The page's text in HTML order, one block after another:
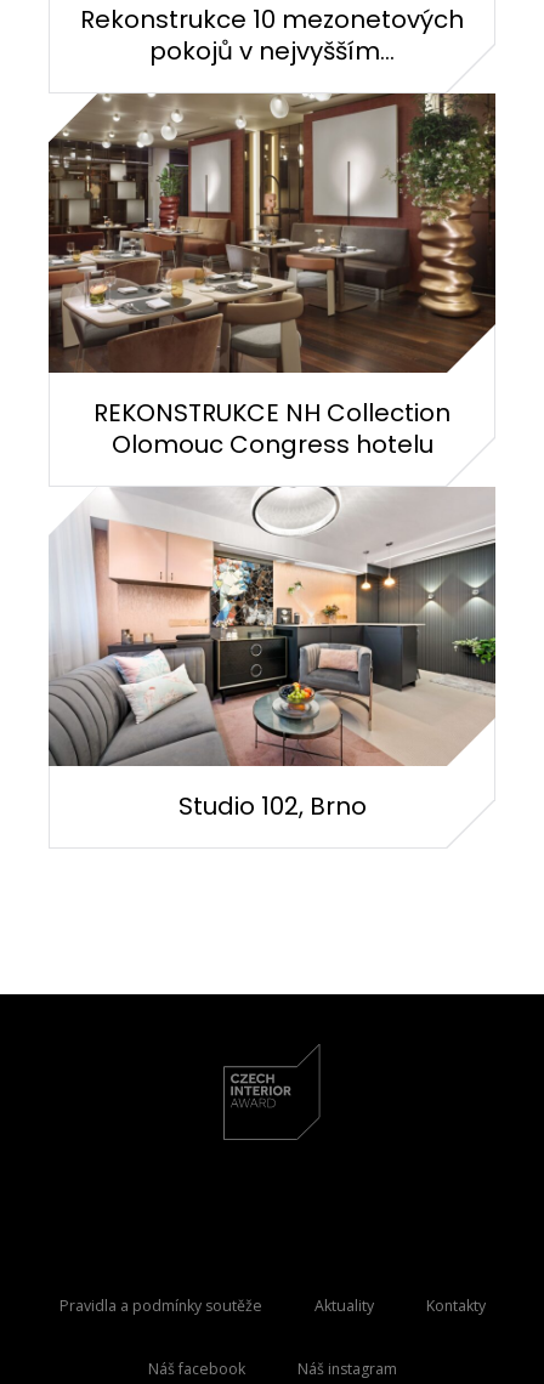
Rekonstrukce 10 mezonetových
pokojů v nejvyšším...
REKONSTRUKCE NH Collection
Olomouc Congress hotelu
Studio 102, Brno
Pravidla a podmínky soutěže Aktuality Kontakty
Náš facebook Náš instagram